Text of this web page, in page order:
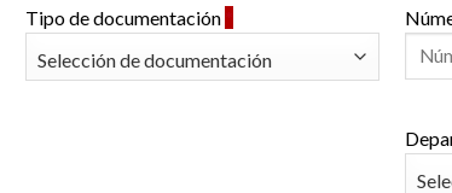
Tipo de documentación